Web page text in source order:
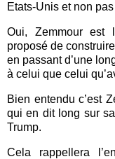
Etats-Unis et non
Oui, Zemmour est
proposé de
en passant d’une
à celui que celui
Bien entendu c’est
qui en dit long sur
Trump.
Cela rappellera